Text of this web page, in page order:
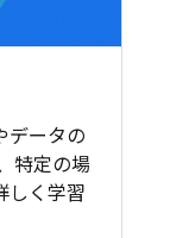
データの
特定の場
しく学習